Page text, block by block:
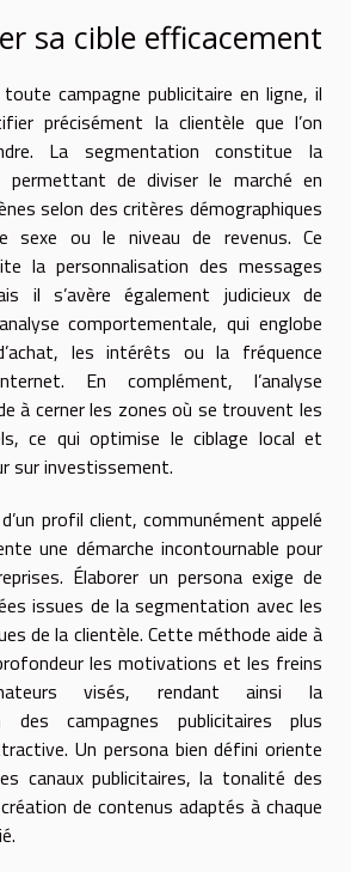
sa cible efficacement
campagne publicitaire en ligne, il
précisément la clientèle que l’on
La segmentation constitue la
permettant de diviser le marché en
selon des critères démographiques
sexe ou le niveau de revenus. Ce
la personnalisation des messages
il s’avère également judicieux de
comportementale, qui englobe
les intérêts ou la fréquence
En complément, l’analyse
à cerner les zones où se trouvent les
ce qui optimise le ciblage local et
sur investissement.
profil client, communément appelé
une démarche incontournable pour
Élaborer un persona exige de
issues de la segmentation avec les
de la clientèle. Cette méthode aide à
les motivations et les freins
visés, rendant ainsi la
des campagnes publicitaires plus
Un persona bien défini oriente
canaux publicitaires, la tonalité des
de contenus adaptés à chaque